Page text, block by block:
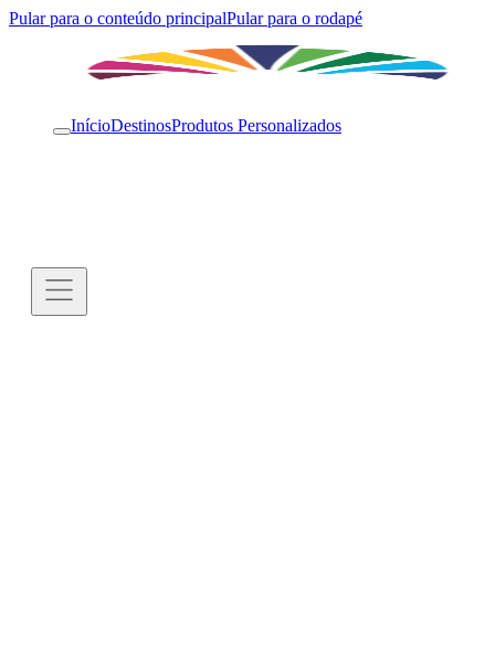
Pular para o conteúdo principalPular para o rodapé
InícioDestinosProdutos Personalizados